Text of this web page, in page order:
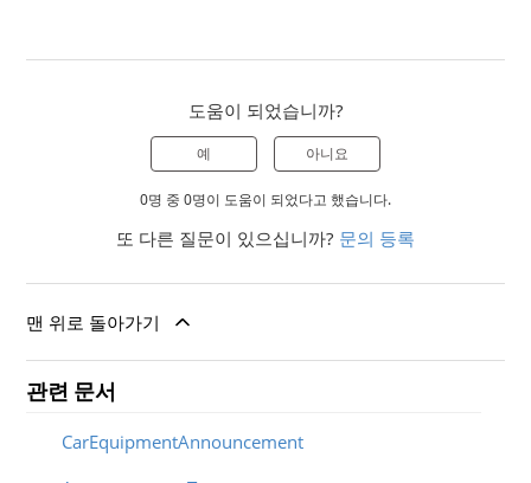
도움이 되었습니까?
예 아니요
0명 중 0명이 도움이 되었다고 했습니다.
또 다른 질문이 있으십니까? 문의 등록
맨 위로 돌아가기
관련 문서
CarEquipmentAnnouncement